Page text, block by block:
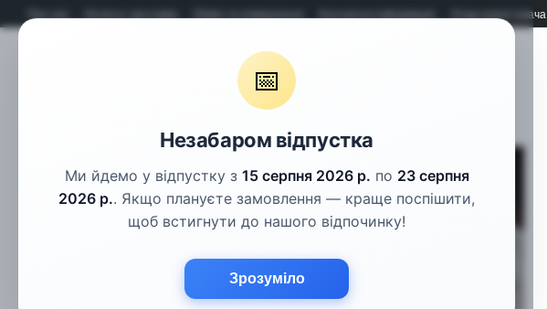
📅
Незабаром відпустка
Ми йдемо у відпустку з 15 серпня 2026 р. по 23 серпня
2026 р.. Якщо плануєте замовлення — краще поспішити,
щоб встигнути до нашого відпочинку!
Зрозуміло
Про нас Оплата і доставка Обмін та повернення Контактна інформація Угода користувача
Гудзики Шнури